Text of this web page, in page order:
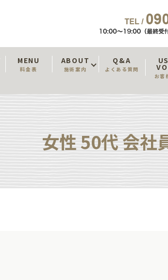
MENU
料金表
ABOUT
施術案内
Q&A
よくある質問
お客
女性 50代 会社